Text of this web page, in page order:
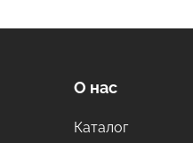
О нас
Каталог